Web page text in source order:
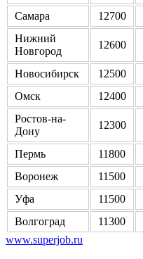
Самара
12700
Нижний
Новгород
12600
Новосибирск 12500
Омск
12400
Ростов-на-
Дону
12300
Пермь 11800
Воронеж
11500
Уфа
11500
Волгоград
11300
www.superjob.ru